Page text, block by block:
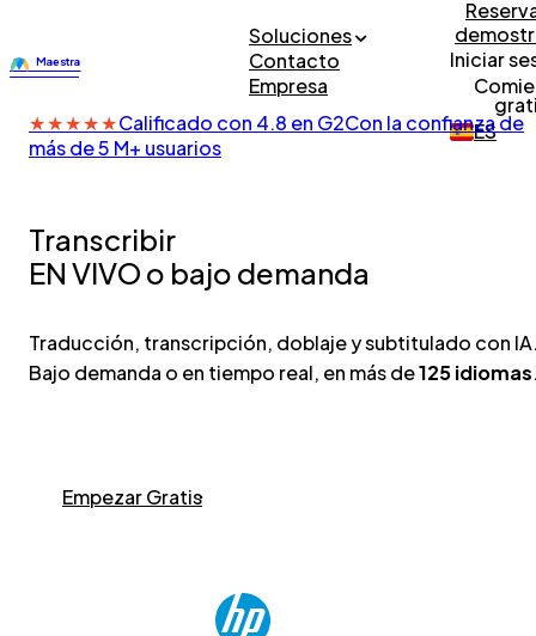
Soluciones
Contacto
Empresa
Iniciar
ES
★★★★★Calificado con 4.8 en G2Con la confianza de
más de 5 M+ usuarios
Transcribir
EN VIVO o bajo demanda
Traducción, transcripción, doblaje y subtitulado con
Bajo demanda o en tiempo real, en más de125 idiomas
Empezar Gratis